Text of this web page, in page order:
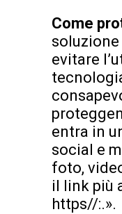
Come
evitare
entra in
social e
foto,
il link più
https//:.».